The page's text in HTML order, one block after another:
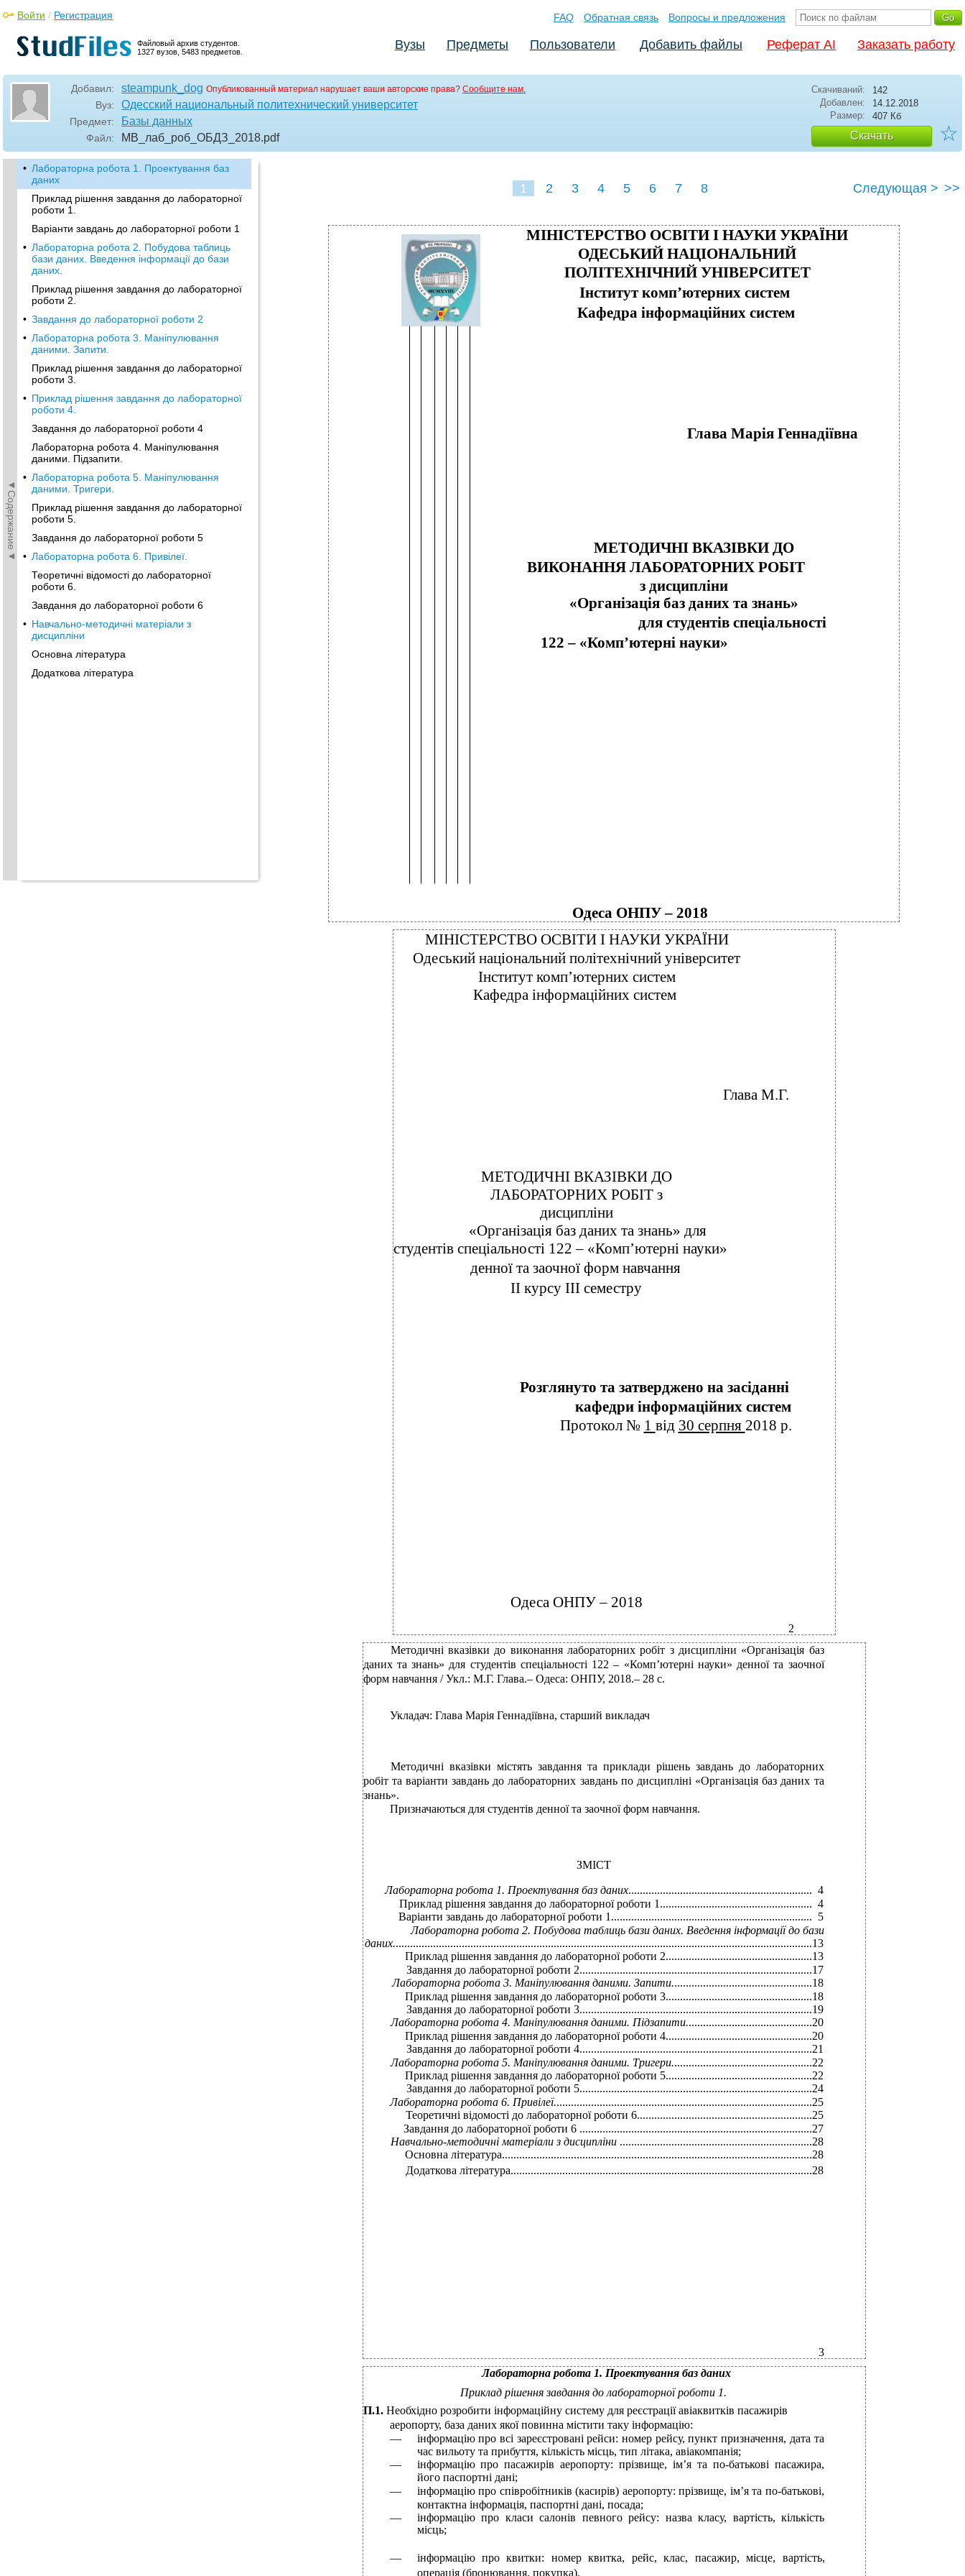
Файловый архив студентов.
1327 вузов, 5483 предметов.
Войти / Регистрация FAQ Обратная связь Вопросы и предложения
Вузы Предметы Пользователи Добавить файлы Реферат AI Заказать работу
Добавил: steampunk_dog Опубликованный материал нарушает ваши авторские права? Сообщите нам.
Вуз: Одесский национальный политехнический университет
Предмет: Базы данных
Файл: МВ_лаб_роб_ОБДЗ_2018.pdf
Скачиваний:
142
Добавлен:
14.12.2018
Размер:
407 Кб
Скачать ☆
◄Содержание◄
• Лабораторна робота 1. Проектування баз
даних
Приклад рішення завдання до лабораторної
роботи 1.
Варіанти завдань до лабораторної роботи 1
• Лабораторна робота 2. Побудова таблиць
бази даних. Введення інформації до бази
даних.
Приклад рішення завдання до лабораторної
роботи 2.
• Завдання до лабораторної роботи 2
• Лабораторна робота 3. Маніпулювання
даними. Запити.
Приклад рішення завдання до лабораторної
роботи 3.
• Приклад рішення завдання до лабораторної
роботи 4.
Завдання до лабораторної роботи 4
Лабораторна робота 4. Маніпулювання
даними. Підзапити.
• Лабораторна робота 5. Маніпулювання
даними. Тригери.
Приклад рішення завдання до лабораторної
роботи 5.
Завдання до лабораторної роботи 5
• Лабораторна робота 6. Привілеї.
Теоретичні відомості до лабораторної
роботи 6.
Завдання до лабораторної роботи 6
• Навчально-методичні матеріали з
дисципліни
Основна література
Додаткова література
1 2 3 4 5 6 7 8 Следующая > >>
МІНІСТЕРСТВО ОСВІТИ І НАУКИ УКРАЇНИ
ОДЕСЬКИЙ НАЦІОНАЛЬНИЙ
ПОЛІТЕХНІЧНИЙ УНІВЕРСИТЕТ
Інститут комп’ютерних систем
Кафедра інформаційних систем
Глава Марія Геннадіївна
МЕТОДИЧНІ ВКАЗІВКИ ДО
ВИКОНАННЯ ЛАБОРАТОРНИХ РОБІТ
з дисципліни
«Організація баз даних та знань»
для студентів спеціальності
122 – «Комп’ютерні науки»
Одеса ОНПУ – 2018
МІНІСТЕРСТВО ОСВІТИ І НАУКИ УКРАЇНИ
Одеський національний політехнічний університет
Інститут комп’ютерних систем
Кафедра інформаційних систем
Глава М.Г.
МЕТОДИЧНІ ВКАЗІВКИ ДО
ЛАБОРАТОРНИХ РОБІТ з
дисципліни
«Організація баз даних та знань» для
студентів спеціальності 122 – «Комп’ютерні науки»
денної та заочної форм навчання
II курсу III семестру
Розглянуто та затверджено на засіданні
кафедри інформаційних систем
Протокол № 1 від 30 серпня 2018 р.
Одеса ОНПУ – 2018
2
Методичні вказівки до виконання лабораторних робіт з дисципліни «Організація баз
даних та знань» для студентів спеціальності 122 – «Комп’ютерні науки» денної та заочної
форм навчання / Укл.: М.Г. Глава.– Одеса: ОНПУ, 2018.– 28 с.
Укладач: Глава Марія Геннадіївна, старший викладач
Методичні вказівки містять завдання та приклади рішень завдань до лабораторних
робіт та варіанти завдань до лабораторних завдань по дисципліні «Організація баз даних та
знань».
Призначаються для студентів денної та заочної форм навчання.
ЗМІСТ
Лабораторна робота 1. Проектування баз даних................................................................ 4
Приклад рішення завдання до лабораторної роботи 1..................................................... 4
Варіанти завдань до лабораторної роботи 1...................................................................... 5
Лабораторна робота 2. Побудова таблиць бази даних. Введення інформації до бази
даних..................................................................................................................................................13
Приклад рішення завдання до лабораторної роботи 2...................................................13
Завдання до лабораторної роботи 2.................................................................................17
Лабораторна робота 3. Маніпулювання даними. Запити.................................................18
Приклад рішення завдання до лабораторної роботи 3...................................................18
Завдання до лабораторної роботи 3.................................................................................19
Лабораторна робота 4. Маніпулювання даними. Підзапити............................................20
Приклад рішення завдання до лабораторної роботи 4...................................................20
Завдання до лабораторної роботи 4.................................................................................21
Лабораторна робота 5. Маніпулювання даними. Тригери.................................................22
Приклад рішення завдання до лабораторної роботи 5...................................................22
Завдання до лабораторної роботи 5.................................................................................24
Лабораторна робота 6. Привілеї..........................................................................................25
Теоретичні відомості до лабораторної роботи 6.............................................................25
Завдання до лабораторної роботи 6 .................................................................................27
Навчально-методичніматеріали з дисципліни ...................................................................28
Основна література............................................................................................................28
Додаткова література.........................................................................................................28
3
Лабораторна робота 1. Проектування баз даних
Приклад рішення завдання до лабораторної роботи 1.
П.1. Необхідно розробити інформаційну систему для реєстрації авіаквитків пасажирів
аеропорту, база даних якої повинна містити таку інформацію:
―
інформацію про всі зареєстровані рейси: номер рейсу, пункт призначення, дата та
час вильоту та прибуття, кількість місць, тип літака, авіакомпанія;
―
інформацію про пасажирів аеропорту: прізвище, ім’я та по-батькові пасажира,
його паспортні дані;
―
інформацію про співробітників (касирів) аеропорту: прізвище, ім’я та по-батькові,
контактна інформація, паспортні дані, посада;
―
інформацію про класи салонів певного рейсу: назва класу, вартість, кількість
місць;
―
інформацію про квитки: номер квитка, рейс, клас, пасажир, місце, вартість,
операція (бронювання, покупка).